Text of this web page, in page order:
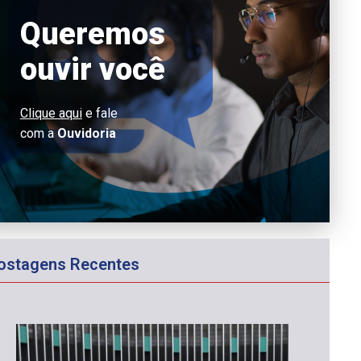
Queremos
ouvir você
Clique aquie fale
com aOuvidoria
Recentes